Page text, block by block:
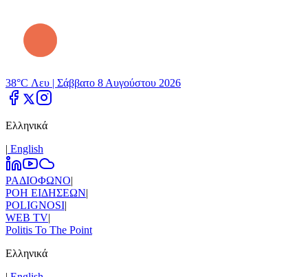
38°C Λευ | Σάββατο 8 Αυγούστου 2026
Ελληνικά
| Εnglish
ΡΑΔΙΟΦΩΝΟ|
ΡΟΗ ΕΙΔΗΣΕΩΝ|
POLIGNOSI|
WEB TV|
Politis To The Point
Ελληνικά